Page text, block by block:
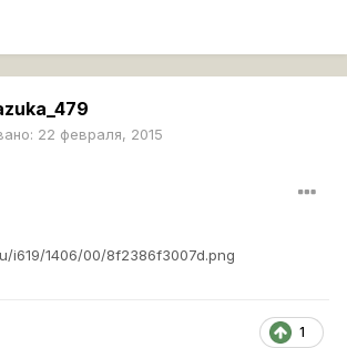
22 февраля, 2015
i619/1406/00/8f2386f3007d.png
1